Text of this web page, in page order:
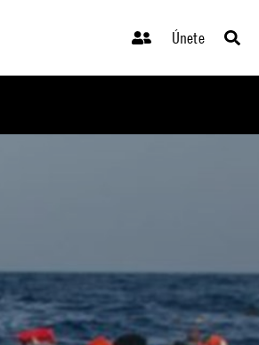
Únete